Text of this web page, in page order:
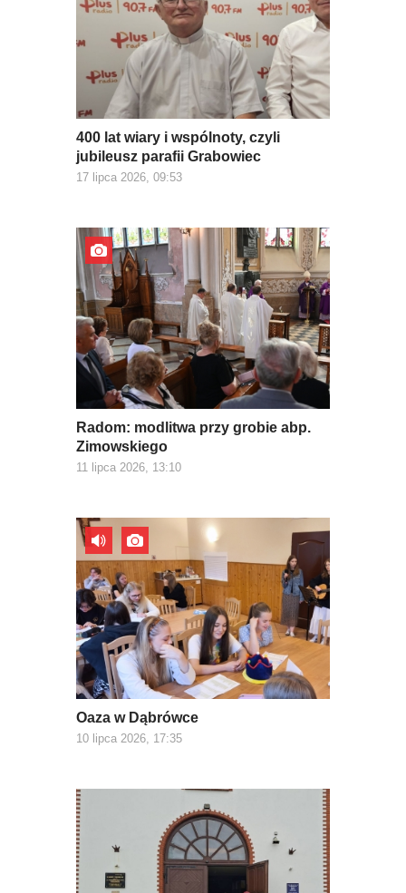
400 lat wiary i wspólnoty, czyli
jubileusz parafii Grabowiec
17 lipca 2026, 09:53
Radom: modlitwa przy grobie abp.
Zimowskiego
11 lipca 2026, 13:10
Oaza w Dąbrówce
10 lipca 2026, 17:35